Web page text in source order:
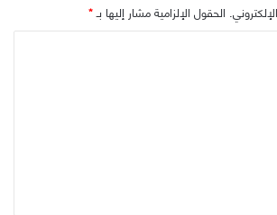
الحقول الإلزامية مشار إليها بـ*